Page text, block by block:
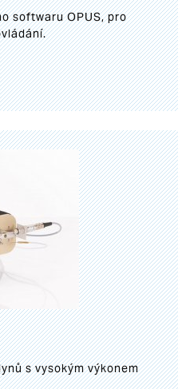
softwaru OPUS, pro
s vysokým výkonem